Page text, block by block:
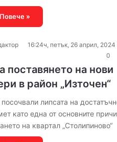
»
16:24ч, петък, 26 април, 2024
0
поставянето на нови
в район „Източен“
липсата на
като една от основните
на квартал „Столипиново“